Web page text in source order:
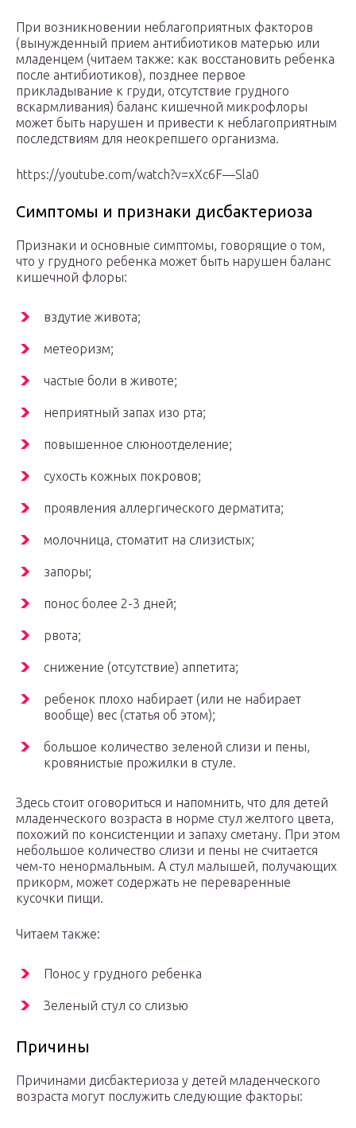
При возникновении неблагоприятных факторов
(вынужденный прием антибиотиков матерью или
младенцем (читаем также: как восстановить ребенка
после антибиотиков), позднее первое
прикладывание к груди, отсутствие грудного
вскармливания) баланс кишечной микрофлоры
может быть нарушен и привести к неблагоприятным
последствиям для неокрепшего организма.
https://youtube.com/watch?v=xXc6F—Sla0
Симптомы и признаки дисбактериоза
Признаки и основные симптомы, говорящие о том,
что у грудного ребенка может быть нарушен баланс
кишечной флоры:
вздутие живота;
метеоризм;
частые боли в животе;
неприятный запах изо рта;
повышенное слюноотделение;
сухость кожных покровов;
проявления аллергического дерматита;
молочница, стоматит на слизистых;
запоры;
понос более 2-3 дней;
рвота;
снижение (отсутствие) аппетита;
ребенок плохо набирает (или не набирает
вообще) вес (статья об этом);
большое количество зеленой слизи и пены,
кровянистые прожилки в стуле.
Здесь стоит оговориться и напомнить, что для детей
младенческого возраста в норме стул желтого цвета,
похожий по консистенции и запаху сметану. При этом
небольшое количество слизи и пены не считается
чем-то ненормальным. А стул малышей, получающих
прикорм, может содержать не переваренные
кусочки пищи.
Читаем также:
Понос у грудного ребенка
Зеленый стул со слизью
Причины
Причинами дисбактериоза у детей младенческого
возраста могут послужить следующие факторы: